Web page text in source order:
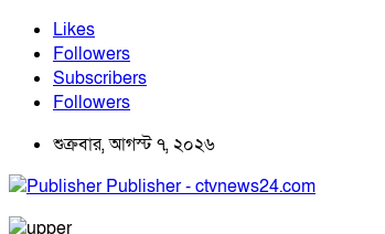
Likes
Followers
Subscribers
Followers
শুক্রবার, আগস্ট ৭, ২০২৬
Publisher - ctvnews24.com